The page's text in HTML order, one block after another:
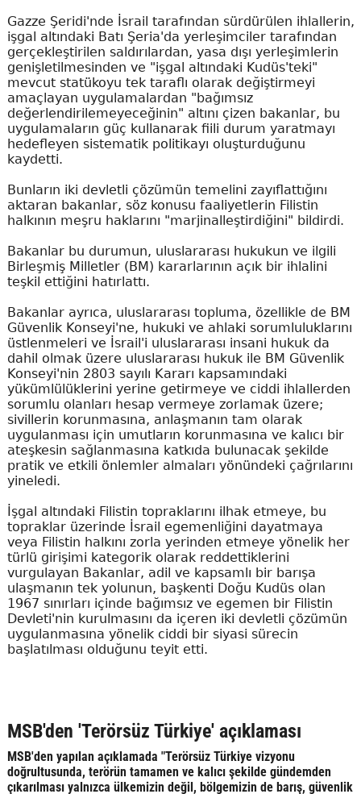
Gazze Şeridi'nde İsrail tarafından sürdürülen ihlallerin,
işgal altındaki Batı Şeria'da yerleşimciler tarafından
gerçekleştirilen saldırılardan, yasa dışı yerleşimlerin
genişletilmesinden ve "işgal altındaki Kudüs'teki"
mevcut statükoyu tek taraflı olarak değiştirmeyi
amaçlayan uygulamalardan "bağımsız
değerlendirilemeyeceğinin" altını çizen bakanlar, bu
uygulamaların güç kullanarak fiili durum yaratmayı
hedefleyen sistematik politikayı oluşturduğunu
kaydetti.
Bunların iki devletli çözümün temelini zayıflattığını
aktaran bakanlar, söz konusu faaliyetlerin Filistin
halkının meşru haklarını "marjinalleştirdiğini" bildirdi.
Bakanlar bu durumun, uluslararası hukukun ve ilgili
Birleşmiş Milletler (BM) kararlarının açık bir ihlalini
teşkil ettiğini hatırlattı.
Bakanlar ayrıca, uluslararası topluma, özellikle de BM
Güvenlik Konseyi'ne, hukuki ve ahlaki sorumluluklarını
üstlenmeleri ve İsrail'i uluslararası insani hukuk da
dahil olmak üzere uluslararası hukuk ile BM Güvenlik
Konseyi'nin 2803 sayılı Kararı kapsamındaki
yükümlülüklerini yerine getirmeye ve ciddi ihlallerden
sorumlu olanları hesap vermeye zorlamak üzere;
sivillerin korunmasına, anlaşmanın tam olarak
uygulanması için umutların korunmasına ve kalıcı bir
ateşkesin sağlanmasına katkıda bulunacak şekilde
pratik ve etkili önlemler almaları yönündeki çağrılarını
yineledi.
İşgal altındaki Filistin topraklarını ilhak etmeye, bu
topraklar üzerinde İsrail egemenliğini dayatmaya
veya Filistin halkını zorla yerinden etmeye yönelik her
türlü girişimi kategorik olarak reddettiklerini
vurgulayan Bakanlar, adil ve kapsamlı bir barışa
ulaşmanın tek yolunun, başkenti Doğu Kudüs olan
1967 sınırları içinde bağımsız ve egemen bir Filistin
Devleti'nin kurulmasını da içeren iki devletli çözümün
uygulanmasına yönelik ciddi bir siyasi sürecin
başlatılması olduğunu teyit etti.
MSB'den 'Terörsüz Türkiye' açıklaması
MSB'den yapılan açıklamada "Terörsüz Türkiye vizyonu
doğrultusunda, terörün tamamen ve kalıcı şekilde gündemden
çıkarılması yalnızca ülkemizin değil, bölgemizin de barış, güvenlik